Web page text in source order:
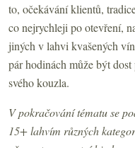
to, očekávání klientů,
co nejrychleji po otevření,
jiných v lahvi kvašených
pár hodinách může být
svého kouzla.
V pokračování tématu se
15+ lahvím různých